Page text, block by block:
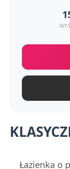
Łazienka o